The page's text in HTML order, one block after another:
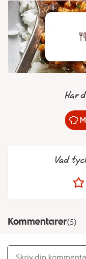
Har
Vad
Kommentarer(5)